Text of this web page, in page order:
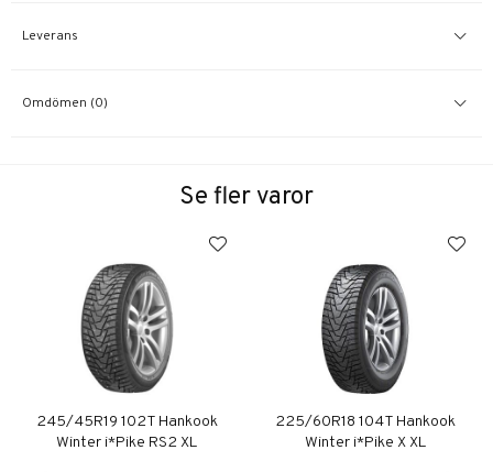
Leverans
Omdömen (0)
Se fler varor
245/45R19 102T Hankook
Winter i*Pike RS2 XL
225/60R18 104T Hankook
Winter i*Pike X XL